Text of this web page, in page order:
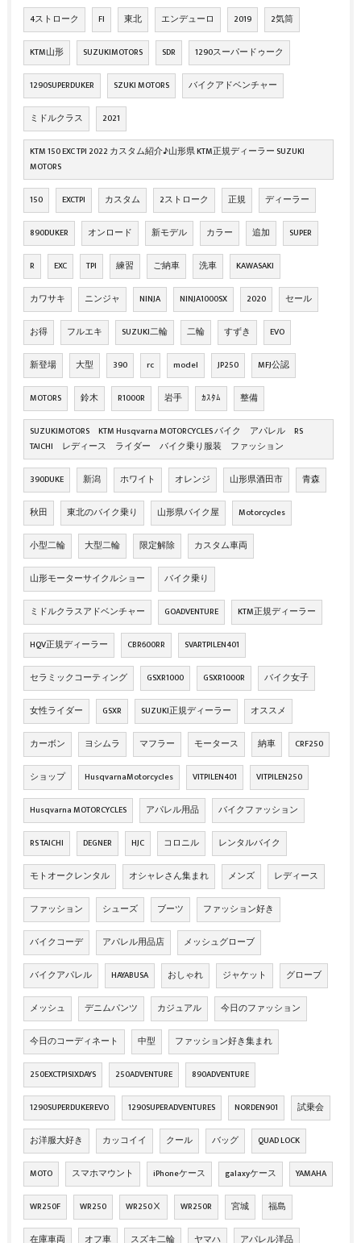
4ストローク FI 東北 エンデューロ 2019 2気筒
KTM山形 SUZUKIMOTORS SDR 1290スーパードゥーク
1290SUPERDUKER SZUKI MOTORS バイクアドベンチャー
ミドルクラス 2021
KTM 150 EXC TPI 2022 カスタム紹介♪山形県 KTM正規ディーラー SUZUKI
MOTORS
150 EXCTPI カスタム 2ストローク 正規 ディーラー
890DUKER オンロード 新モデル カラー 追加 SUPER
R EXC TPI 練習 ご納車 洗車 KAWASAKI
カワサキ ニンジャ NINJA NINJA1000SX 2020 セール
お得 フルエキ SUZUKI二輪 二輪 すずき EVO
新登場 大型 390 rc model JP250 MFJ公認
MOTORS 鈴木 R1000R 岩手 ｶｽﾀﾑ 整備
SUZUKIMOTORS KTM Husqvarna MOTORCYCLES バイク アパレル RS
TAICHI レディース ライダー バイク乗り服装 ファッション
390DUKE 新潟 ホワイト オレンジ 山形県酒田市 青森
秋田 東北のバイク乗り 山形県バイク屋 Motorcycles
小型二輪 大型二輪 限定解除 カスタム車両
山形モーターサイクルショー バイク乗り
ミドルクラスアドベンチャー GOADVENTURE KTM正規ディーラー
HQV正規ディーラー CBR600RR SVARTPILEN401
セラミックコーティング GSXR1000 GSXR1000R バイク女子
女性ライダー GSXR SUZUKI正規ディーラー オススメ
カーボン ヨシムラ マフラー モータース 納車 CRF250
ショップ HusqvarnaMotorcycles VITPILEN401 VITPILEN250
Husqvarna MOTORCYCLES アパレル用品 バイクファッション
RS TAICHI DEGNER HJC コロニル レンタルバイク
モトオークレンタル オシャレさん集まれ メンズ レディース
ファッション シューズ ブーツ ファッション好き
バイクコーデ アパレル用品店 メッシュグローブ
バイクアパレル HAYABUSA おしゃれ ジャケット グローブ
メッシュ デニムパンツ カジュアル 今日のファッション
今日のコーディネート 中型 ファッション好き集まれ
250EXCTPISIXDAYS 250ADVENTURE 890ADVENTURE
1290SUPERDUKEREVO 1290SUPERADVENTURES NORDEN901 試乗会
お洋服大好き カッコイイ クール バッグ QUAD LOCK
MOTO スマホマウント iPhoneケース galaxyケース YAMAHA
WR250F WR250 WR250Ⅹ WR250R 宮城 福島
在庫車両 オフ車 スズキ二輪 ヤマハ アパレル洋品